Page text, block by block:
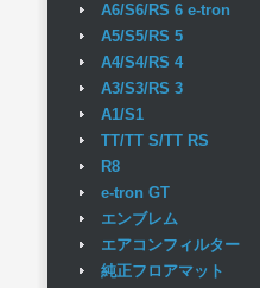
A6/S6/RS 6 e-tron
A5/S5/RS 5
A4/S4/RS 4
A3/S3/RS 3
A1/S1
TT/TT S/TT RS
R8
e-tron GT
エンブレム
エアコンフィルター
純正フロアマット